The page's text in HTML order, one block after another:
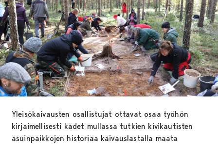
Yleisökaivausten osallistujat ottavat osaa työhön
kirjaimellisesti kädet mullassa tutkien kivikautisten
asuinpaikkojen historiaa kaivauslastalla maata